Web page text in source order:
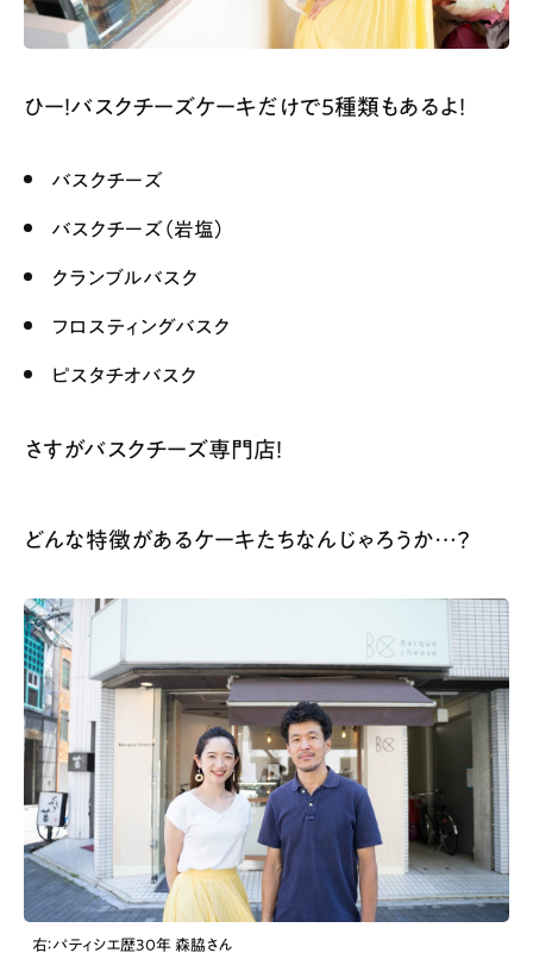
ひー！バスクチーズケーキだけで5種類もあるよ！
バスクチーズ
バスクチーズ（岩塩）
クランブルバスク
フロスティングバスク
ピスタチオバスク
さすがバスクチーズ専門店！
どんな特徴があるケーキたちなんじゃろうか…？
右：パティシエ歴30年 森脇さん